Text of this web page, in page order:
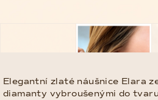
Elegantní zlaté náušnice Elara
diamanty vybroušenými do